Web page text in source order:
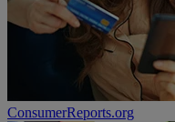
ConsumerReports.org